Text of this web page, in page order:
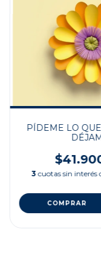
PÍDEME LO
3 cuotas sin interés